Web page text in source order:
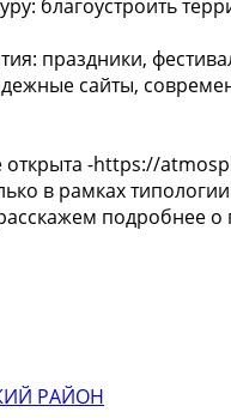
благоустроить
праздники,
сайты,
открыта -https://
в рамках
подробнее о
РАЙОН